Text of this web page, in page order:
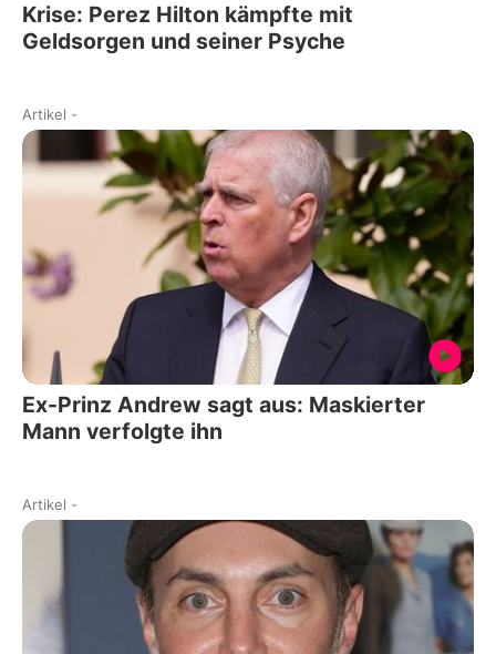
Krise: Perez Hilton kämpfte mit
Geldsorgen und seiner Psyche
Artikel -
Ex-Prinz Andrew sagt aus: Maskierter
Mann verfolgte ihn
Artikel -